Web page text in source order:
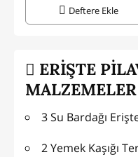
Deftere Ekle
ERİŞTE
3 Su Bardağı
2 Yemek Kaşığı